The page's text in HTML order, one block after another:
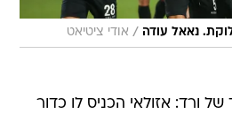
נאאל עודה / אודי ציטיאט
ורד: אזולאי הכניס לו כדור